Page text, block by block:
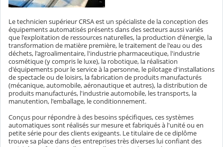
Le technicien supérieur CRSA est un spécialiste de la conception des
équipements automatisés présents dans des secteurs aussi variés
que l'exploitation de ressources naturelles, la production d'énergie, la
transformation de matière première, le traitement de l'eau ou des
déchets, l'agroalimentaire, l'industrie pharmaceutique, l'industrie
cosmétique (y compris le luxe), la robotique, la réalisation
d'équipements pour le service à la personne, le pilotage d'installations
de spectacle ou de loisirs, la fabrication de produits manufacturés
(mécanique, automobile, aéronautique et autres), la distribution de
produits manufacturés, l'industrie automobile, les transports, la
manutention, l'emballage, le conditionnement.
Conçus pour répondre à des besoins spécifiques, ces systèmes
automatiques sont réalisés sur mesure et fabriqués à l'unité ou en
petite série pour des clients exigeants. Le titulaire de ce diplôme
trouve sa place dans des entreprises très diverses lui confiant des